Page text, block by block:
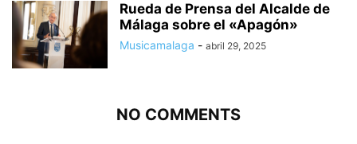
Rueda de Prensa del Alcalde de
Málaga sobre el «Apagón»
Musicamalaga - abril 29, 2025
NO COMMENTS